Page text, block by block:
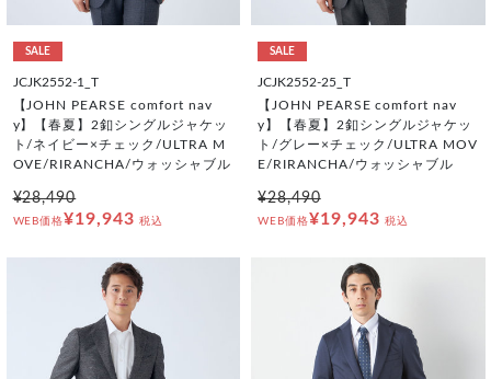
SALE
JCJK2552-1_T
【JOHN PEARSE comfort nav
y】【春夏】2釦シングルジャケッ
ト/ネイビー×チェック/ULTRA M
OVE/RIRANCHA/ウォッシャブル
¥28,490
WEB価格¥19,943 税込
SALE
JCJK2552-25_T
【JOHN PEARSE comfort nav
y】【春夏】2釦シングルジャケッ
ト/グレー×チェック/ULTRA MOV
E/RIRANCHA/ウォッシャブル
¥28,490
WEB価格¥19,943 税込